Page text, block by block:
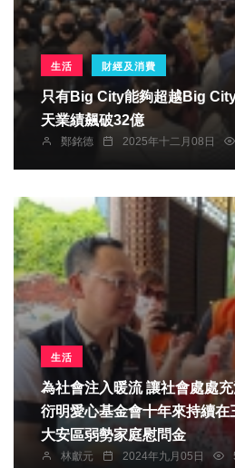
生活 財經及消費
只有Big City能夠超越Big City 週年慶再創新高
天業績飆破32億
鄭銘德 2025年十二月08日
生活
為社會注入暖流 讓社會處處充滿溫暖 財團法人蔡
衍明愛心基金會十年來持續在
大安區弱勢家庭慰問金
林獻元 2024年九月05日